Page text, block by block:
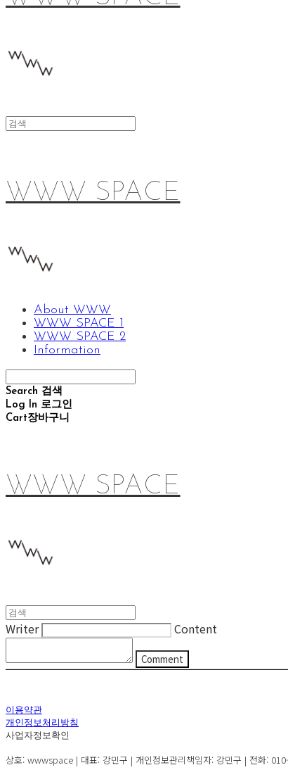
WWW SPACE
About WWW
WWW SPACE 1
WWW SPACE 2
Information
Search 검색
Log In 로그인
Cart장바구니
WWW SPACE
Writer Content
Comment
이용약관
개인정보처리방침
사업자정보확인
상호: wwwspace | 대표: 강민구 | 개인정보관리책임자: 강민구 | 전화: